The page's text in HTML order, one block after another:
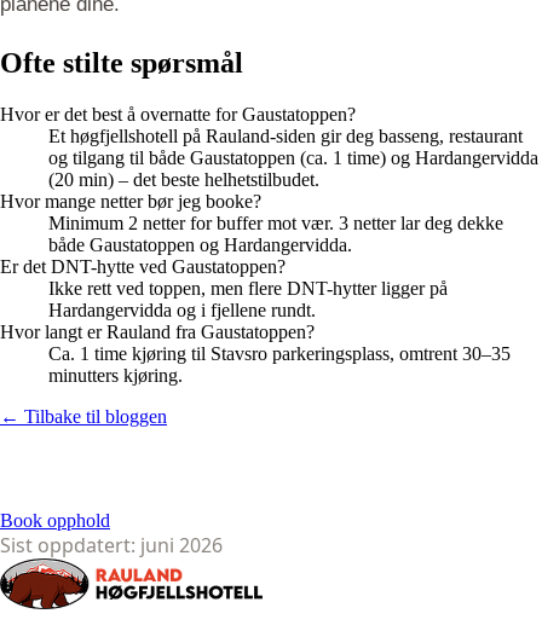
Ofte stilte spørsmål
Hvor er det best å overnatte for Gaustatoppen?
Et høgfjellshotell på Rauland-siden gir deg basseng, restaurant
og tilgang til både Gaustatoppen (ca. 1 time) og Hardangervidda
(20 min) – det beste helhetstilbudet.
Hvor mange netter bør jeg booke?
Minimum 2 netter for buffer mot vær. 3 netter lar deg dekke
både Gaustatoppen og Hardangervidda.
Er det DNT-hytte ved Gaustatoppen?
Ikke rett ved toppen, men flere DNT-hytter ligger på
Hardangervidda og i fjellene rundt.
Hvor langt er Rauland fra Gaustatoppen?
Ca. 1 time kjøring til Stavsro parkeringsplass, omtrent 30–35
minutters kjøring.
← Tilbake til bloggen
Book opphold
Sist oppdatert: juni 2026